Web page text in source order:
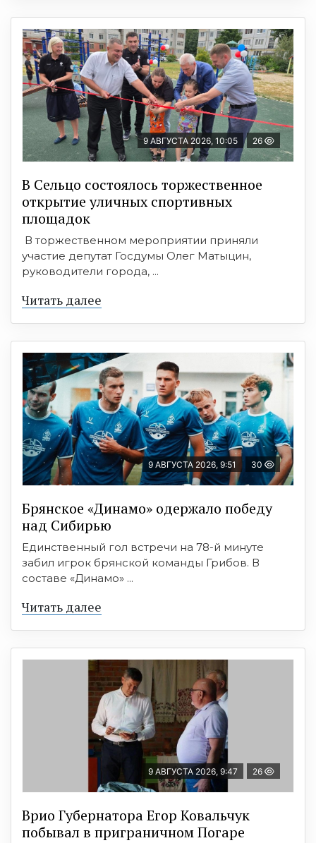
9 АВГУСТА 2026, 10:05 26
В Сельцо состоялось торжественное
открытие уличных спортивных
площадок
В торжественном мероприятии приняли
участие депутат Госдумы Олег Матыцин,
руководители города, ...
Читать далее
9 АВГУСТА 2026, 9:51 30
Брянское «Динамо» одержало победу
над Сибирью
Единственный гол встречи на 78-й минуте
забил игрок брянской команды Грибов. В
составе «Динамо» ...
Читать далее
9 АВГУСТА 2026, 9:47 26
Врио Губернатора Егор Ковальчук
побывал в приграничном Погаре